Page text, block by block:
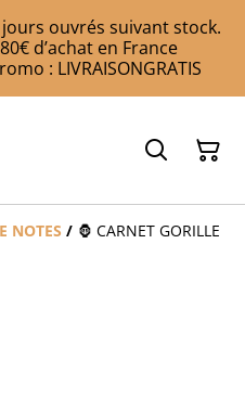
ouvrés suivant stock.
d’achat en France
: LIVRAISONGRATIS
NOTES / 🦍 CARNET GORILLE